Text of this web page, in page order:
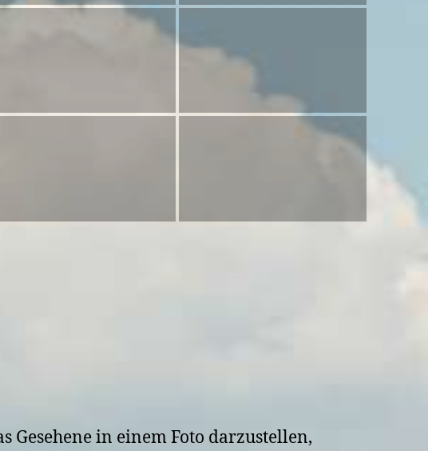
Gesehene in einem Foto darzustellen,